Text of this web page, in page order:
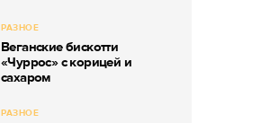
РАЗНОЕ
Веганские бискотти
«Чуррос» с корицей и
сахаром
РАЗНОЕ